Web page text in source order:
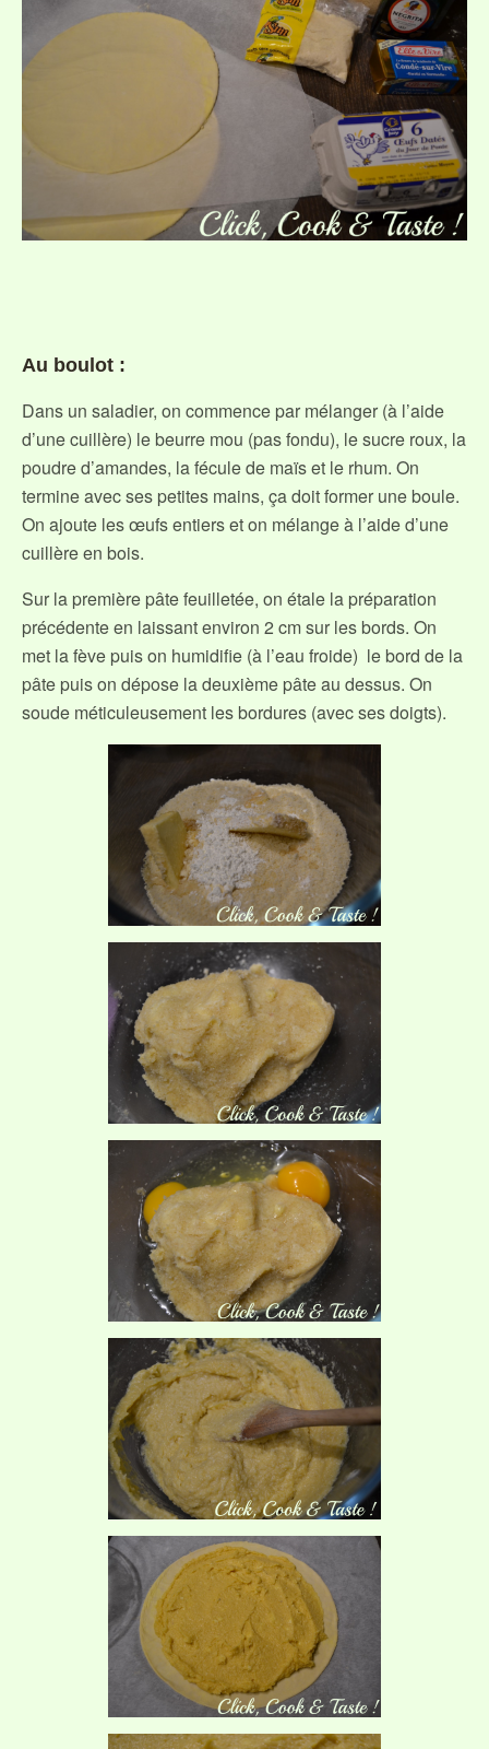
Au boulot :
Dans un saladier, on commence par mélanger (à l’aide
d’une cuillère) le beurre mou (pas fondu), le sucre roux, la
poudre d’amandes, la fécule de maïs et le rhum. On
termine avec ses petites mains, ça doit former une boule.
On ajoute les œufs entiers et on mélange à l’aide d’une
cuillère en bois.
Sur la première pâte feuilletée, on étale la préparation
précédente en laissant environ 2 cm sur les bords. On
met la fève puis on humidifie (à l’eau froide) le bord de la
pâte puis on dépose la deuxième pâte au dessus. On
soude méticuleusement les bordures (avec ses doigts).